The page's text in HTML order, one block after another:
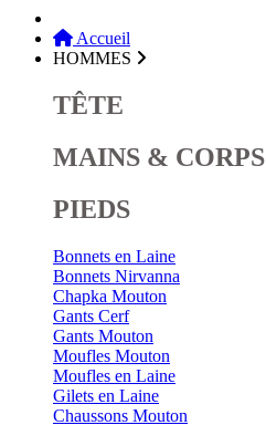
Accueil
HOMMES
TÊTE
MAINS & CORPS
PIEDS
Bonnets en Laine
Bonnets Nirvanna
Chapka Mouton
Gants Cerf
Gants Mouton
Moufles Mouton
Moufles en Laine
Gilets en Laine
Chaussons Mouton